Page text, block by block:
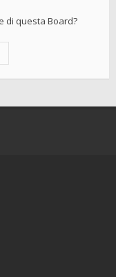
di questa Board?